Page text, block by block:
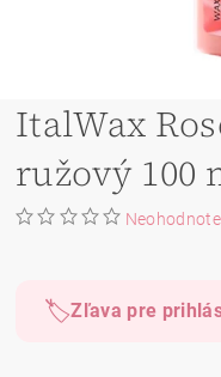
ItalWax
ružový 100
🏷️Zľava pre